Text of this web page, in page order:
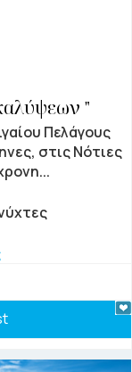
"
Πελάγους
στις Νότιες